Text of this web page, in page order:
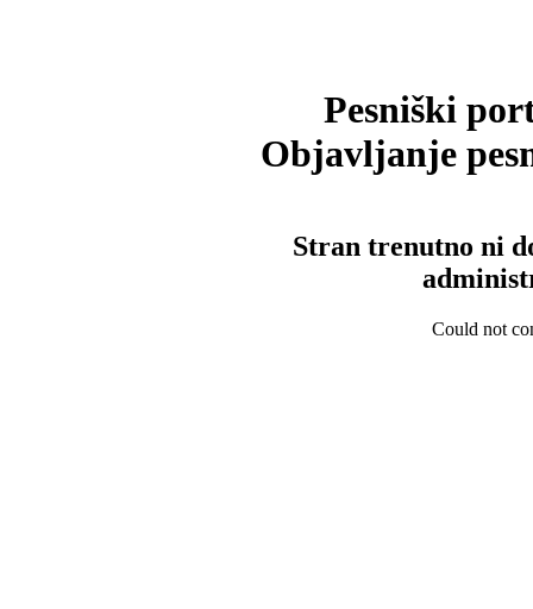
Pesniški
Objavljanje
Stran trenutno ni
Could not